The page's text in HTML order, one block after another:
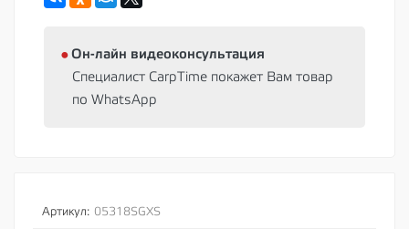
⦁ Oн-лайн видеоконсультация
Специалист CarpTime покажет Вам товар
по WhatsApp
Артикул: 05318SGXS